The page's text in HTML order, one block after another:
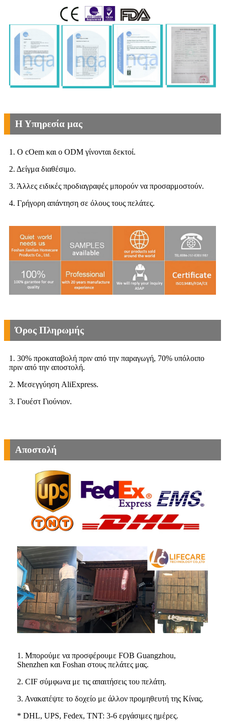
Η Υπηρεσία μας
1. Ο cOem και ο ODM γίνονται δεκτοί.
2. Δείγμα διαθέσιμο.
3. Άλλες ειδικές προδιαγραφές μπορούν να προσαρμοστούν.
4. Γρήγορη απάντηση σε όλους τους πελάτες.
Όρος Πληρωμής
1. 30% προκαταβολή πριν από την παραγωγή, 70% υπόλοιπο
πριν από την αποστολή.
2. Μεσεγγύηση AliExpress.
3. Γουέστ Γιούνιον.
Αποστολή
1. Μπορούμε να προσφέρουμε FOB Guangzhou,
Shenzhen και Foshan στους πελάτες μας.
2. CIF σύμφωνα με τις απαιτήσεις του πελάτη.
3. Ανακατέψτε το δοχείο με άλλον προμηθευτή της Κίνας.
* DHL, UPS, Fedex, TNT: 3-6 εργάσιμες ημέρες.